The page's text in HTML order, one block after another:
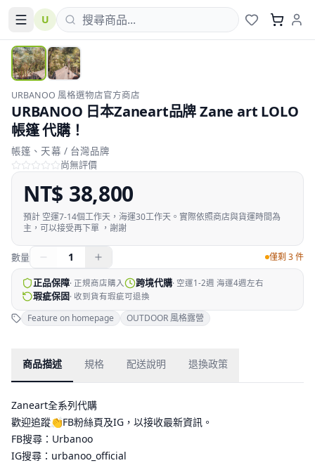
U
URBANOO 風格選物店官方商店
URBANOO 日本Zaneart品牌 Zane art LOLO
帳篷 代購！
帳篷、天幕 / 台灣品牌
尚無評價
NT$ 38,800
預計 空運7-14個工作天，海運30工作天。實際依照商店與貨運時間為
主，可以接受再下單 ，謝謝
數量 1 僅剩 3 件
正品保障· 正規商店購入 跨境代購· 空運1-2週 海運4週左右
瑕疵保固· 收到貨有瑕疵可退換
Feature on homepage OUTDOOR 風格露營
商品描述 規格 配送說明 退換政策
Zaneart全系列代購
歡迎追蹤👏FB粉絲頁及IG，以接收最新資訊。
FB搜尋：Urbanoo
IG搜尋：urbanoo_official